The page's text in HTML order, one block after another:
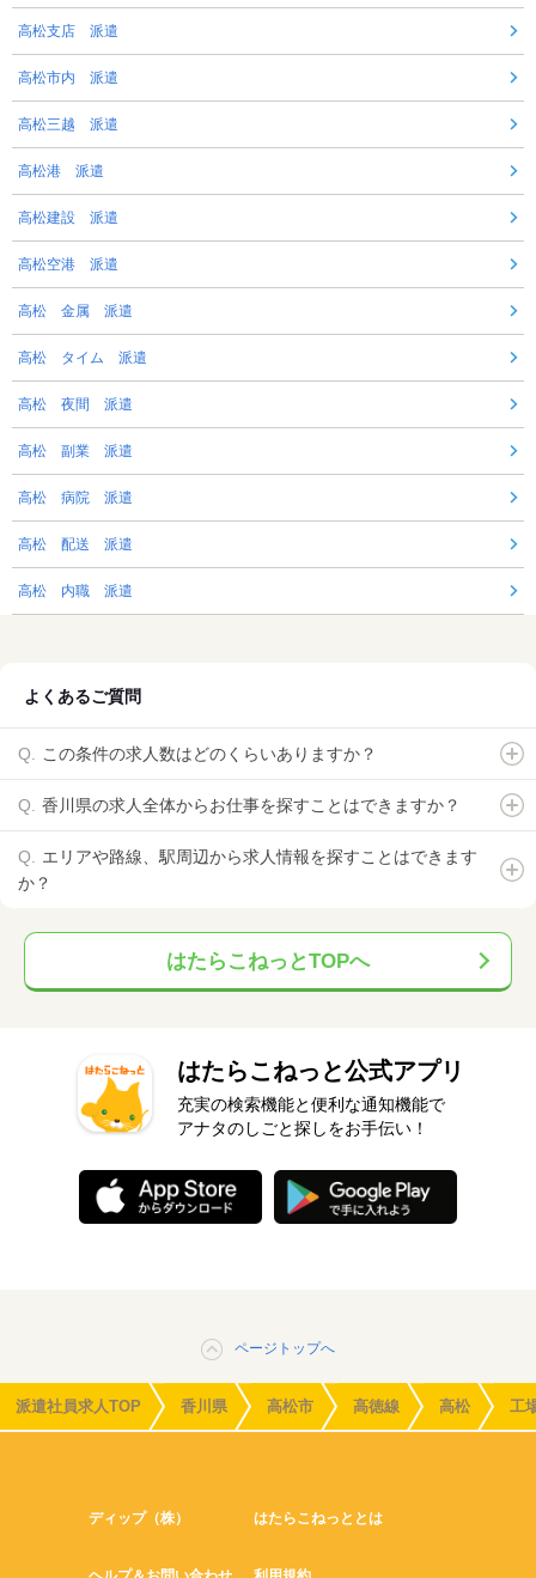
高松支店 派遣
高松市内 派遣
高松三越 派遣
高松港 派遣
高松建設 派遣
高松空港 派遣
高松 金属 派遣
高松 タイム 派遣
高松 夜間 派遣
高松 副業 派遣
高松 病院 派遣
高松 配送 派遣
高松 内職 派遣
よくあるご質問
この条件の求人数はどのくらいありますか？
香川県の求人全体からお仕事を探すことはできますか？
エリアや路線、駅周辺から求人情報を探すことはできます
か？
はたらこねっとTOPへ
はたらこねっと公式アプリ
充実の検索機能と便利な通知機能で
アナタのしごと探しをお手伝い！
ページトップへ
派遣社員求人TOP 香川県 高松市 高徳線 高松 工
ディップ（株） はたらこねっととは